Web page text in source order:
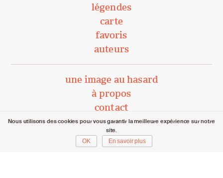
légendes
carte
favoris
auteurs
une image au hasard
à propos
contact
unephotoparjour.ch/ 2015 – 2026
Tous droits réservés aux auteurs respectifs.
Nous utilisons des cookies pour vous garantir la meilleure expérience sur notre
site.
OK
En savoir plus